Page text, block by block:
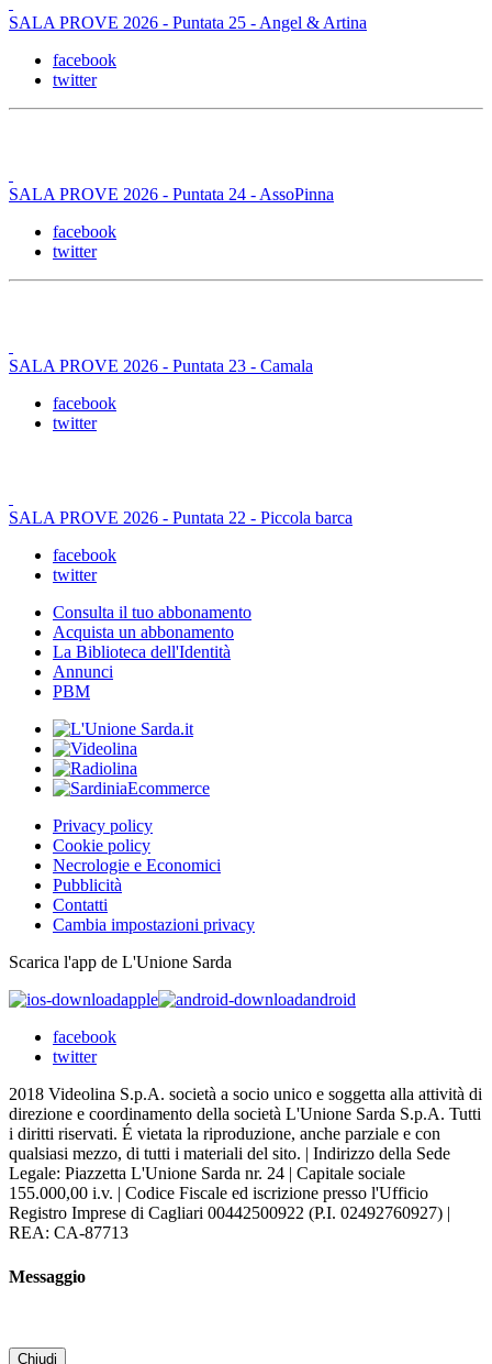
SALA PROVE 2026 - Puntata 25 - Angel & Artina
facebook
twitter
SALA PROVE 2026 - Puntata 24 - AssoPinna
facebook
twitter
SALA PROVE 2026 - Puntata 23 - Camala
facebook
twitter
SALA PROVE 2026 - Puntata 22 - Piccola barca
facebook
twitter
Consulta il tuo abbonamento
Acquista un abbonamento
La Biblioteca dell'Identità
Annunci
PBM
Privacy policy
Cookie policy
Necrologie e Economici
Pubblicità
Contatti
Cambia impostazioni privacy
Scarica l'app de L'Unione Sarda
apple
android
facebook
twitter
2018 Videolina S.p.A. società a socio unico e soggetta alla attività di
direzione e coordinamento della società L'Unione Sarda S.p.A. Tutti
i diritti riservati. É vietata la riproduzione, anche parziale e con
qualsiasi mezzo, di tutti i materiali del sito. | Indirizzo della Sede
Legale: Piazzetta L'Unione Sarda nr. 24 | Capitale sociale
155.000,00 i.v. | Codice Fiscale ed iscrizione presso l'Ufficio
Registro Imprese di Cagliari 00442500922 (P.I. 02492760927) |
REA: CA-87713
Messaggio
Chiudi